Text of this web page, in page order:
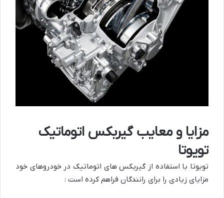
مزایا و معایب گیربکس اتوماتیک
تویوتا
تویوتا با استفاده از گیربکس های اتوماتیک در خودروهای خود
مزایای زیادی را برای رانندگان فراهم کرده است :